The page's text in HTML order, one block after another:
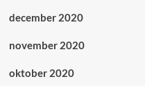
december 2020
november 2020
oktober 2020